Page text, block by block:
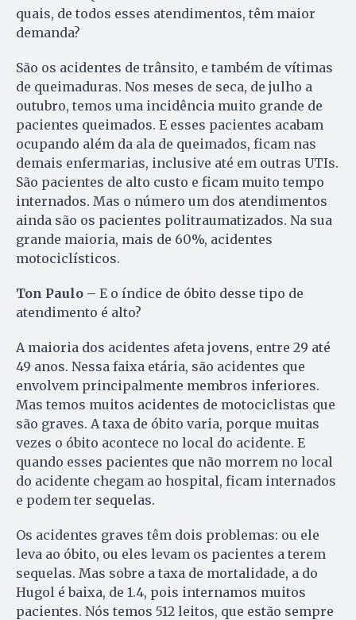
quais, de todos esses atendimentos, têm maior
demanda?
São os acidentes de trânsito, e também de vítimas
de queimaduras. Nos meses de seca, de julho a
outubro, temos uma incidência muito grande de
pacientes queimados. E esses pacientes acabam
ocupando além da ala de queimados, ficam nas
demais enfermarias, inclusive até em outras UTIs.
São pacientes de alto custo e ficam muito tempo
internados. Mas o número um dos atendimentos
ainda são os pacientes politraumatizados. Na sua
grande maioria, mais de 60%, acidentes
motociclísticos.
Ton Paulo – E o índice de óbito desse tipo de
atendimento é alto?
A maioria dos acidentes afeta jovens, entre 29 até
49 anos. Nessa faixa etária, são acidentes que
envolvem principalmente membros inferiores.
Mas temos muitos acidentes de motociclistas que
são graves. A taxa de óbito varia, porque muitas
vezes o óbito acontece no local do acidente. E
quando esses pacientes que não morrem no local
do acidente chegam ao hospital, ficam internados
e podem ter sequelas.
Os acidentes graves têm dois problemas: ou ele
leva ao óbito, ou eles levam os pacientes a terem
sequelas. Mas sobre a taxa de mortalidade, a do
Hugol é baixa, de 1.4, pois internamos muitos
pacientes. Nós temos 512 leitos, que estão sempre